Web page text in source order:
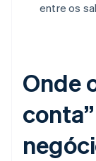
entre os
Onde